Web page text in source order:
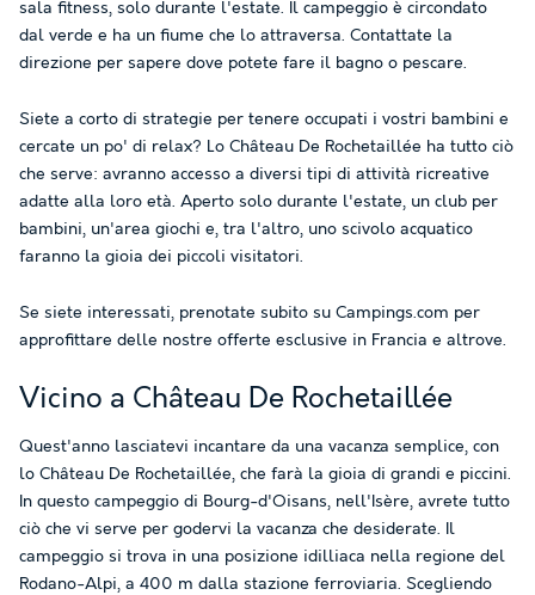
sala fitness, solo durante l'estate. Il campeggio è circondato
dal verde e ha un fiume che lo attraversa. Contattate la
direzione per sapere dove potete fare il bagno o pescare.
Siete a corto di strategie per tenere occupati i vostri bambini e
cercate un po' di relax? Lo Château De Rochetaillée ha tutto ciò
che serve: avranno accesso a diversi tipi di attività ricreative
adatte alla loro età. Aperto solo durante l'estate, un club per
bambini, un'area giochi e, tra l'altro, uno scivolo acquatico
faranno la gioia dei piccoli visitatori.
Se siete interessati, prenotate subito su Campings.com per
approfittare delle nostre offerte esclusive in Francia e altrove.
Vicino a Château De Rochetaillée
Quest'anno lasciatevi incantare da una vacanza semplice, con
lo Château De Rochetaillée, che farà la gioia di grandi e piccini.
In questo campeggio di Bourg-d'Oisans, nell'Isère, avrete tutto
ciò che vi serve per godervi la vacanza che desiderate. Il
campeggio si trova in una posizione idilliaca nella regione del
Rodano-Alpi, a 400 m dalla stazione ferroviaria. Scegliendo